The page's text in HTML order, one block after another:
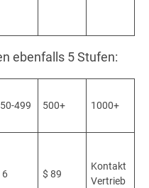
ebenfalls 5 Stufen:
499 500+ 1000+
6 $ 89
Kontakt
Vertrieb